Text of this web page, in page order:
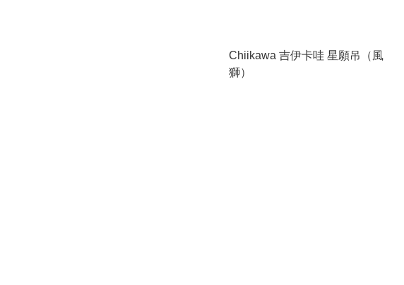
Chiikawa 吉伊卡哇 星願吊（風
獅）